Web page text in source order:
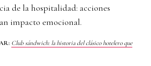
de la hospitalidad: acciones
impacto emocional.
Club sándwich: la historia del clásico hotelero que